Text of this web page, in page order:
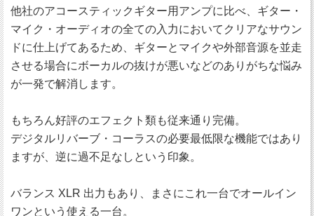
他社のアコースティックギター用アンプに比べ、ギター・
マイク・オーディオの全ての入力においてクリアなサウン
ドに仕上げてあるため、ギターとマイクや外部音源を並走
させる場合にボーカルの抜けが悪いなどのありがちな悩み
が一発で解消します。
もちろん好評のエフェクト類も従来通り完備。
デジタルリバーブ・コーラスの必要最低限な機能ではあり
ますが、逆に過不足なしという印象。
バランス XLR 出力もあり、まさにこれ一台でオールイン
ワンという使える一台。